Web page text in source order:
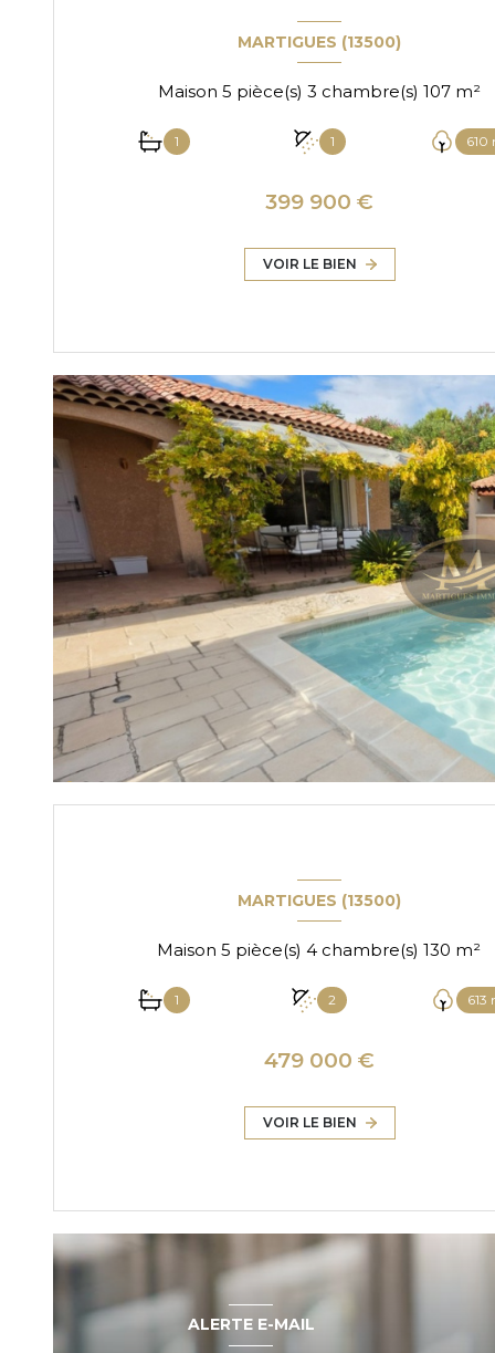
MARTIGUES (13500)
Maison 5 pièce(s) 3 chambre(s) 107 m²
1 1 610
399 900 €
VOIR LE BIEN
MARTIGUES (13500)
Maison 5 pièce(s) 4 chambre(s) 130 m²
1 2 613
479 000 €
VOIR LE BIEN
ALERTE E-MAIL